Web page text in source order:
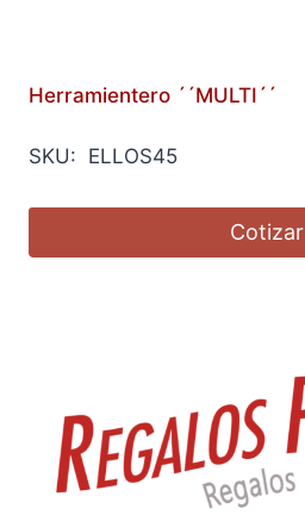
Herramientero ´´MULTI´´
SKU: ELLOS45
Cotizar